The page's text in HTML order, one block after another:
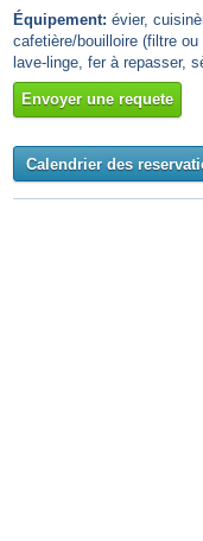
Équipement: évier,
cafetière/bouilloire (filtre
lave-linge, fer à repasser,
Envoyer une requete
Calendrier des